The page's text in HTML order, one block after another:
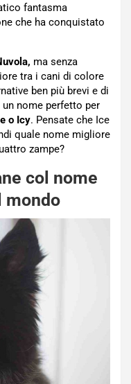
fantasma
che ha conquistato
ma senza
tra i cani di colore
ben più brevi e di
nome perfetto per
o Icy. Pensate che Ice
quale nome migliore
zampe?
col nome
mondo